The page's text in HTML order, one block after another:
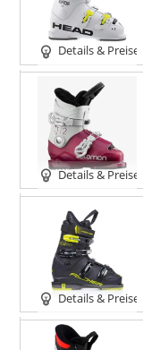
Details & Preise
Details & Preise
Details & Preise